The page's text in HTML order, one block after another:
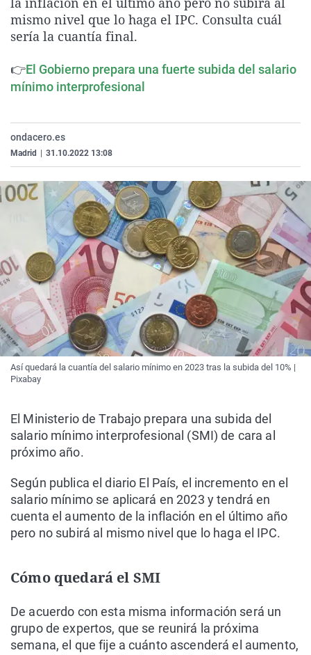
La rosa de los vientos
Caso
Extremadura
Virales
mismo nivel que lo haga el IPC. Consulta cuál
sería la cuantía final.
👉El Gobierno prepara una fuerte subida del salario
mínimo interprofesional
ondacero.es
Madrid 31.10.2022 13:08
Así quedará la cuantía del salario mínimo en 2023 tras la subida del 10% |
Pixabay
El Ministerio de Trabajo prepara una subida del
salario mínimo interprofesional (SMI) de cara al
próximo año.
Según publica el diario El País, el incremento en el
salario mínimo se aplicará en 2023 y tendrá en
cuenta el aumento de la inflación en el último año
pero no subirá al mismo nivel que lo haga el IPC.
Cómo quedará el SMI
De acuerdo con esta misma información será un
grupo de expertos, que se reunirá la próxima
semana, el que fije a cuánto ascenderá el aumento,